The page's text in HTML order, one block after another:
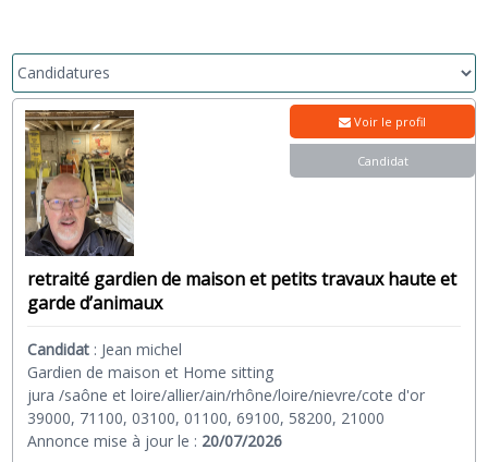
retraité gardien de maison et petits travaux haute et
garde d’animaux
Candidat : Jean michel
Gardien de maison et Home sitting
jura /saône et loire/allier/ain/rhône/loire/nievre/cote d'or
39000, 71100, 03100, 01100, 69100, 58200, 21000
Annonce mise à jour le : 20/07/2026
Voir le profil
Candidat